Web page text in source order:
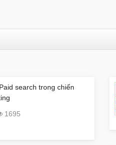
search trong chiến
1695